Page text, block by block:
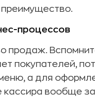
преимущество.
процессов
продаж.
покупателей,
а для
кассира вообще